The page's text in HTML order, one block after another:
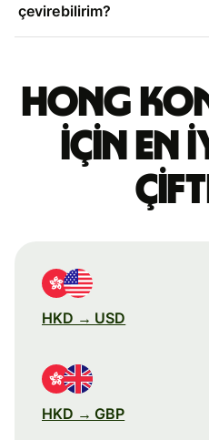
çevirebilirim?
Hong
için en
HKD → USD
HKD → GBP